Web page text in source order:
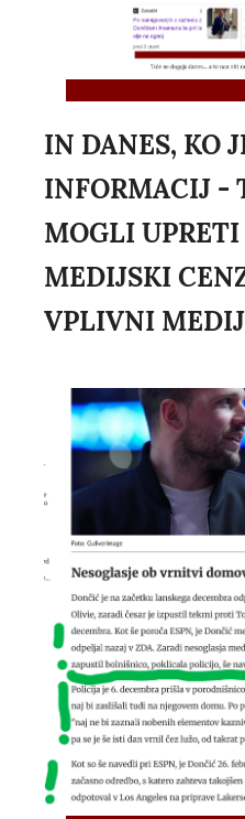
IN DANES, KO
INFORMACIJ -
MOGLI
MEDIJSKI
VPLIVNI